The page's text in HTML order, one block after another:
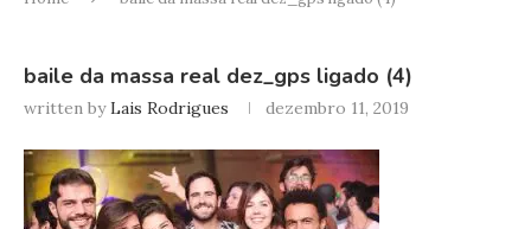
baile da massa real dez_gps ligado (4)
written byLais Rodrigues dezembro 11, 2019